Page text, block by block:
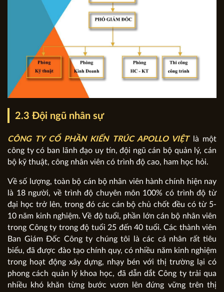
2.3 Đội ngũ nhân sự
CÔNG TY CỔ PHẦN KIẾN TRÚC APOLLO VIỆTlà một
công ty có ban lãnh đạo uy tín, đội ngũ cán bộ quản lý, cán
bộ kỹ thuật, công nhân viên có trình độ cao, ham học hỏi.
Về số lượng, toàn bộ cán bộ nhân viên hành chính hiện nay
là 18 người, về trình độ chuyên môn 100% có trình độ từ
đại học trở lên, trong đó các cán bộ chủ chốt đều có từ 5-
10 năm kinh nghiệm. Về độ tuổi, phần lớn cán bộ nhân viên
trong Công ty trong độ tuổi 25 đến 40 tuổi. Các thành viên
Ban Giám Đốc Công ty chúng tôi là các cá nhân rất tiêu
biểu, đã được đào tạo chính quy, có nhiều năm kinh nghiệm
trong hoạt động xây dựng, nhạy bén với thị trường lại có
phong cách quản lý khoa học, đã dẫn dắt Công ty trải qua
nhiều khó khăn từng bước vươn lên đứng vững trên thị